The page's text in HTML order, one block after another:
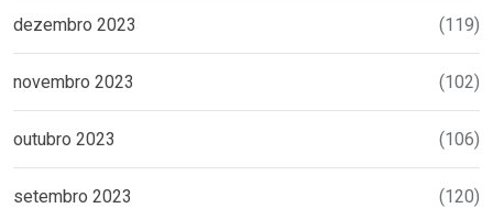
dezembro 2023 (119)
novembro 2023 (102)
outubro 2023 (106)
setembro 2023 (120)